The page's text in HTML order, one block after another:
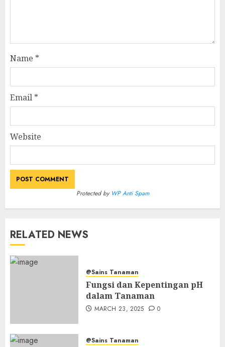
Name *
Email *
Website
Protected by WP Anti Spam
RELATED NEWS
@Sains Tanaman
Fungsi dan Kepentingan pH
dalam Tanaman
MARCH 23, 2025 0
@Sains Tanaman